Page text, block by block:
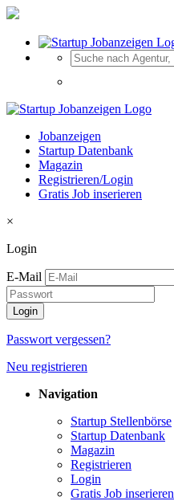
Jobanzeigen
Startup Datenbank
Magazin
Registrieren/Login
Gratis Job inserieren
×
Login
E-Mail
Passwort vergessen?
Neu registrieren
Navigation
Startup Stellenbörse
Startup Datenbank
Magazin
Registrieren
Login
Gratis Job inserieren